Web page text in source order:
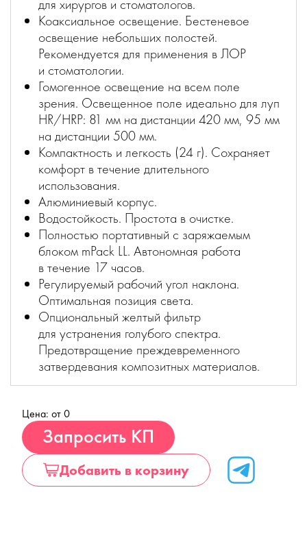
для хирургов и стоматологов.
Коаксиальное освещение. Бестеневое
освещение небольших полостей.
Рекомендуется для применения в ЛОР
и стоматологии.
Гомогенное освещение на всем поле
зрения. Освещенное поле идеально для луп
HR/HRP: 81 мм на дистанции 420 мм, 95 мм
на дистанции 500 мм.
Компактность и легкость (24 г). Сохраняет
комфорт в течение длительного
использования.
Алюминиевый корпус.
Водостойкость. Простота в очистке.
Полностью портативный с заряжаемым
блоком mPack LL. Автономная работа
в течение 17 часов.
Регулируемый рабочий угол наклона.
Оптимальная позиция света.
Опциональный желтый фильтр
для устранения голубого спектра.
Предотвращение преждевременного
затвердевания композитных материалов.
Цена: от 0
Запросить КП
Добавить в корзину